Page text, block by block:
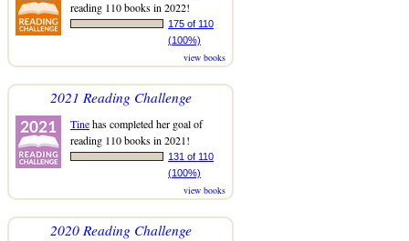
reading 110 books in 2022!
175 of 110
(100%)
view books
2021 Reading Challenge
Tinehas completed her goal of
reading 110 books in 2021!
131 of 110
(100%)
view books
2020 Reading Challenge